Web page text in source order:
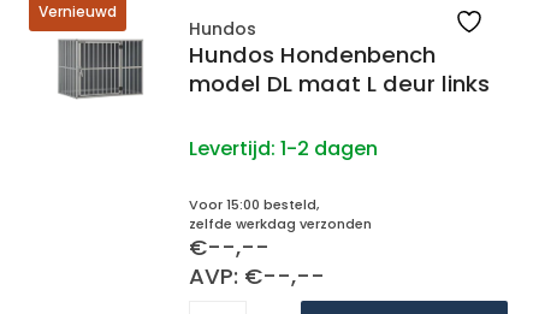
Vernieuwd
Hundos
Hundos Hondenbench
model DL maat L deur links
Levertijd: 1-2 dagen
Voor 15:00 besteld,
zelfde werkdag verzonden
€--,--
AVP: €--,--